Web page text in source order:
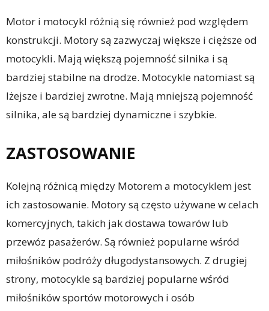
Motor i motocykl różnią się również pod względem
konstrukcji. Motory są zazwyczaj większe i cięższe od
motocykli. Mają większą pojemność silnika i są
bardziej stabilne na drodze. Motocykle natomiast są
lżejsze i bardziej zwrotne. Mają mniejszą pojemność
silnika, ale są bardziej dynamiczne i szybkie.
ZASTOSOWANIE
Kolejną różnicą między Motorem a motocyklem jest
ich zastosowanie. Motory są często używane w celach
komercyjnych, takich jak dostawa towarów lub
przewóz pasażerów. Są również popularne wśród
miłośników podróży długodystansowych. Z drugiej
strony, motocykle są bardziej popularne wśród
miłośników sportów motorowych i osób